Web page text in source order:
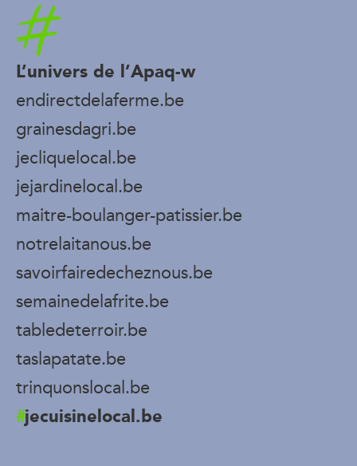
Accueil
L’univers de l’Apaq-w
endirectdelaferme.be
grainesdagri.be
jecliquelocal.be
jejardinelocal.be
maitre-boulanger-patissier.be
notrelaitanous.be
savoirfairedecheznous.be
semainedelafrite.be
tabledeterroir.be
taslapatate.be
trinquonslocal.be
jecuisinelocal.be